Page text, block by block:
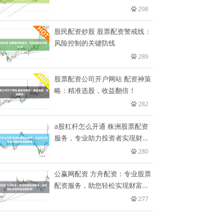
298
股民配资炒股 股票配资警戒线：
风险控制的关键防线
289
股票配资公司开户网站 配资神策
略：精准选股，收益翻倍！
282
a股杠杆怎么开通 株洲股票配资
服务，专业助力投资者实现财富
280
公赢网配资 方舟配资：专业股票
配资服务，助您轻松实现财富增
277